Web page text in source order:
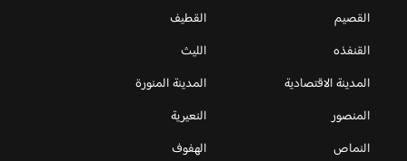
القصيم
القطيف
القنفذه
الليث
المدينة الاقتصادية
المدينة المنورة
المنصور
النعيرية
النماص
الهفوف